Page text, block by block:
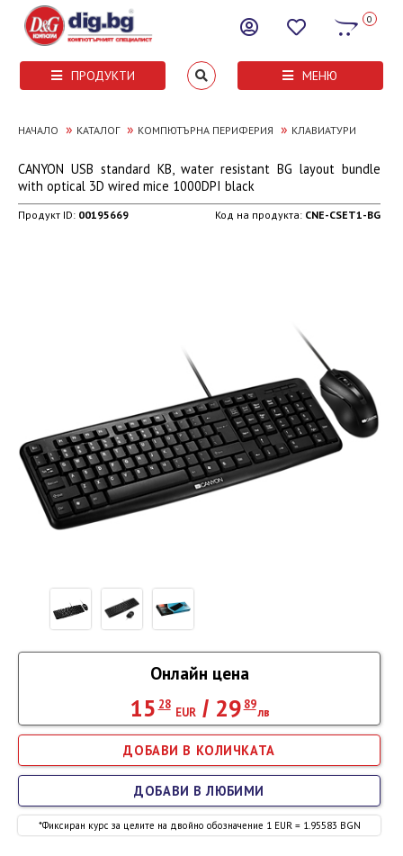
0
ПРОДУКТИ МЕНЮ
НАЧАЛО » КАТАЛОГ » КОМПЮТЪРНА ПЕРИФЕРИЯ » КЛАВИАТУРИ
CANYON USB standard KB, water resistant BG layout bundle
with optical 3D wired mice 1000DPI black
Продукт ID: 00195669 Код на продукта: CNE-CSET1-BG
Онлайн цена
15 28
EUR/ 29 89
лв
*Фиксиран курс за целите на двойно обозначение 1 EUR = 1.95583 BGN
ДОБАВИ В ЛЮБИМИ